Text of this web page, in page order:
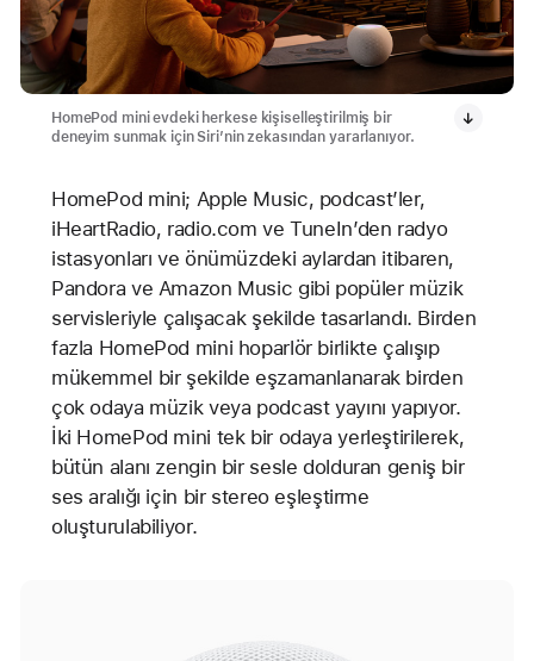
HomePod mini evdeki herkese kişiselleştirilmiş bir
deneyim sunmak için Siri’nin zekasından yararlanıyor.
HomePod mini; Apple Music, podcast’ler,
iHeartRadio, radio.com ve TuneIn’den radyo
istasyonları ve önümüzdeki aylardan itibaren,
Pandora ve Amazon Music gibi popüler müzik
servisleriyle çalışacak şekilde tasarlandı. Birden
fazla HomePod mini hoparlör birlikte çalışıp
mükemmel bir şekilde eşzamanlanarak birden
çok odaya müzik veya podcast yayını yapıyor.
İki HomePod mini tek bir odaya yerleştirilerek,
bütün alanı zengin bir sesle dolduran geniş bir
ses aralığı için bir stereo eşleştirme
oluşturulabiliyor.